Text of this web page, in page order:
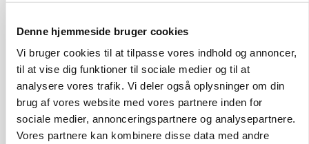
Denne hjemmeside bruger cookies
Vi bruger cookies til at tilpasse vores indhold og annoncer,
til at vise dig funktioner til sociale medier og til at
analysere vores trafik. Vi deler også oplysninger om din
brug af vores website med vores partnere inden for
sociale medier, annonceringspartnere og analysepartnere.
Vores partnere kan kombinere disse data med andre
Elevplads tilbydes ved Ringkøbing /
Trainee placement Ringkøbing
Grise
6950, Ringkøbing NY 06. aug.